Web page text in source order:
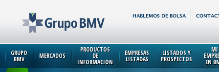
HABLEMOS DE BOLSA
GRUPO
BMV MERCADOS
PRODUCTOS
DE
INFORMACIÓN
EMPRESAS
LISTADAS
LISTADOS Y
PROSPECTOS
MI
EN